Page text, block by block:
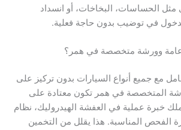
الحساسات، البخاخات، أو انسداد
في توضيب بدون حاجة فعلية.
عامة وورشة متخصصة في همر؟
مع جميع أنواع السيارات بدون تركيز على
المتخصصة في همر تكون معتادة على
خبرة عملية في العفشة الهيدروليك، نظام
الفحص المناسبة. هذا يقلل من التخمين